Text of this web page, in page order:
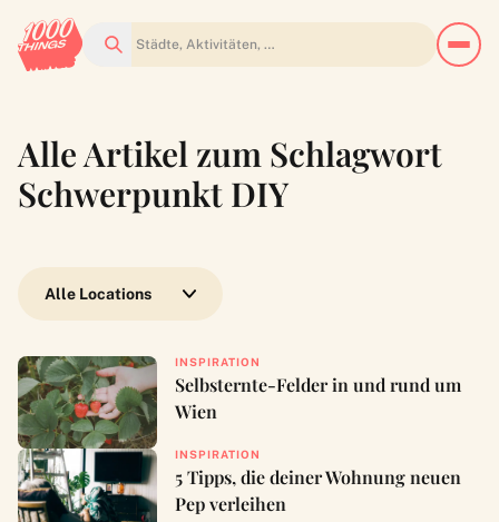
Suchen
Alle Artikel zum Schlagwort
Schwerpunkt DIY
INSPIRATION
Selbsternte-Felder in und rund um
Wien
INSPIRATION
5 Tipps, die deiner Wohnung neuen
Pep verleihen